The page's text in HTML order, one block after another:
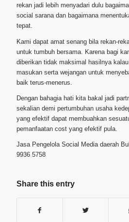
rekan jadi lebih menyadari dulu
social sarana dan bagaimana
tepat.
Kami dapat amat senang bila rekan-
untuk tumbuh bersama. Karena bagi
diberikan tidak maksimal hasilnya
masukan serta wejangan untuk
baik terus-menerus.
Dengan bahagia hati kita bakal jadi
sekalian demi pertumbuhan usaha
yang efektif dapat membuahkan
pemanfaatan cost yang efektif pula.
Jasa Pengelola Social Media daerah
9936 5758
Share this entry